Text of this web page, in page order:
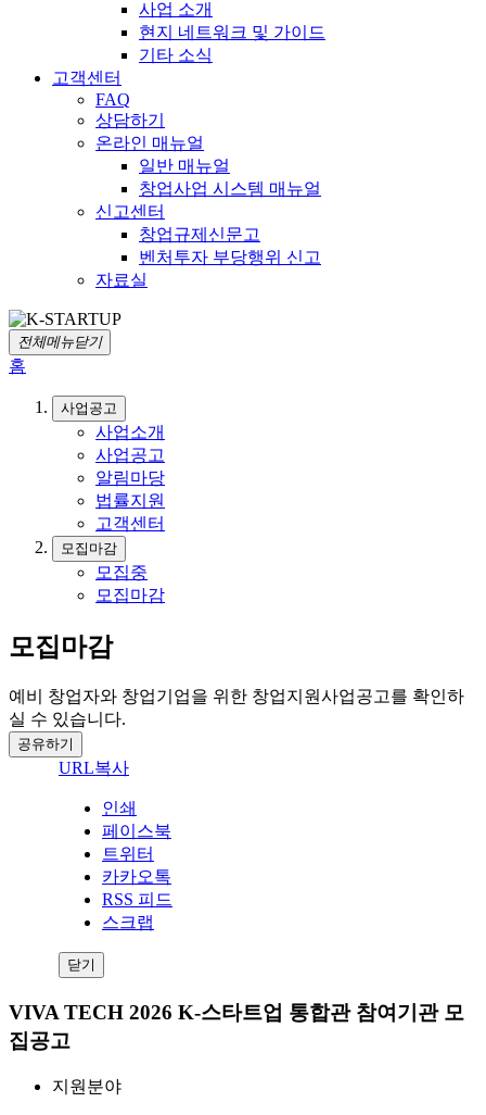
사업 소개
현지 네트워크 및 가이드
기타 소식
고객센터
FAQ
상담하기
온라인 매뉴얼
일반 매뉴얼
창업사업 시스템 매뉴얼
신고센터
창업규제신문고
벤처투자 부당행위 신고
자료실
전체메뉴닫기
홈
사업공고
사업소개
사업공고
알림마당
법률지원
고객센터
모집마감
모집중
모집마감
모집마감
예비 창업자와 창업기업을 위한 창업지원사업공고를 확인하
실 수 있습니다.
공유하기
URL복사
인쇄
페이스북
트위터
카카오톡
RSS 피드
스크랩
닫기
VIVA TECH 2026 K-스타트업 통합관 참여기관 모
집공고
지원분야